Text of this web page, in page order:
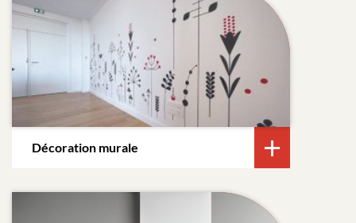
Décoration murale